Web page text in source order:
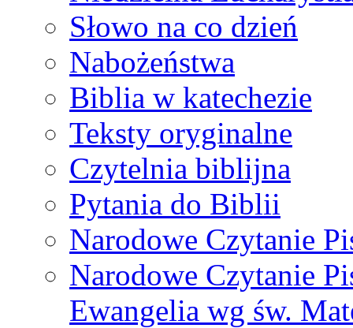
Słowo na co dzień
Nabożeństwa
Biblia w katechezie
Teksty oryginalne
Czytelnia biblijna
Pytania do Biblii
Narodowe Czytanie
Narodowe Czytanie
Ewangelia wg św.